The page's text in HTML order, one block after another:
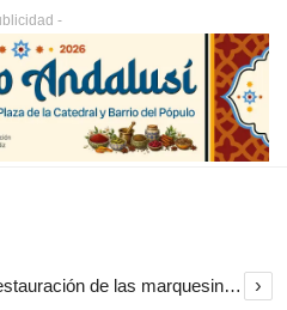
-
El Ayuntamiento inicia la restauración de las marquesinas de Plaza Esteve para volver a instalarlas en el centro de Jerez ›